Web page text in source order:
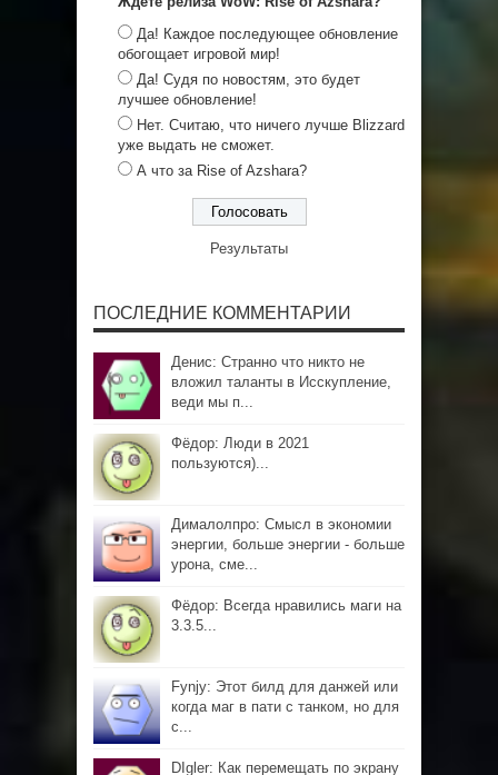
Да! Каждое последующее обновление
обогощает игровой мир!
Да! Судя по новостям, это будет
лучшее обновление!
Нет. Считаю, что ничего лучше Blizzard
уже выдать не сможет.
А что за Rise of Azshara?
Результаты
ПОСЛЕДНИЕ КОММЕНТАРИИ
Денис: Странно что никто не
вложил таланты в Исскупление,
веди мы п...
Фёдор: Люди в 2021
пользуются)...
Дималолпро: Смысл в экономии
энергии, больше энергии - больше
урона, сме...
Фёдор: Всегда нравились маги на
3.3.5...
Fynjy: Этот билд для данжей или
когда маг в пати с танком, но для
с...
DIgler: Как перемещать по экрану